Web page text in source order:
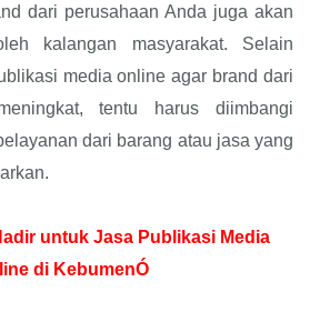
dari perusahaan Anda juga akan
kalangan masyarakat. Selain
media online agar brand dari
tentu harus diimbangi
dari barang atau jasa yang
untuk Jasa Publikasi Media
di KebumenÓ